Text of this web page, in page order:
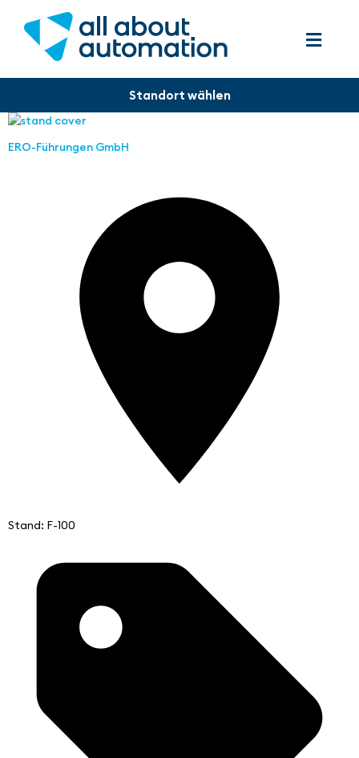
ERO-Führungen GmbH
Stand: F-100